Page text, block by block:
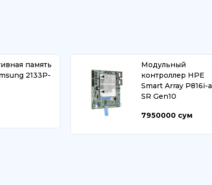
память
2133P-
Модульный
контроллер HPE
Smart Array P816i-a
SR Gen10
7950000 сум